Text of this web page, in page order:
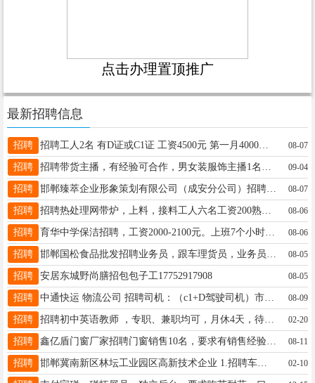
点击办理置顶推广
最新招聘信息
招聘 招聘工人2名 有D证或C1证 工资4500元 第一月4000元 地址: 新世纪冷库 13082100330 08-07
招聘 09-04
招聘 邯郸臻萃企业形象策划有限公司（成安分公司）招聘电话销售数名，要求会讲普通话。 底薪+提成+公休+旅游+聚餐+奖金+节假日带薪休假。 待遇:每月底薪2500+高提成.公休4天 工作时间:上午8:30--12:00下午2:00--6:00 电话：15030072867 08-07
招聘 招聘热处理网带炉，上料，接料工人六名工资200熟手可面谈优先 17731096707 08-06
招聘 育华中学保洁招聘，工资2000-2100元。上班7个小时。每周日公休。18932708345 08-06
招聘 08-05
招聘 安居东城野尚膳招包包子工17752917908 08-05
招聘 中通快运 物流公司 招聘司机：（c1+D驾驶司机）市区派件取件2名熟悉道路有经验者优先月工资 面议 要求：男性、22～45周岁，能吃苦耐劳、执行力强、 地址：（邯郸市丛台区 来马台一街）13333000717 08-09
招聘 招聘初中英语教师 ，专职、兼职均可，月休4天，待遇面议。 02-20
招聘 鑫亿盾门窗厂家招聘门窗销售10名，要求有销售经验，有责任心，沟通能力强 13383106464 08-11
招聘 邯郸冀南新区林坛工业园区高新技术企业 1.招聘车间技术员1名，要求化学相关专业，大专及以上学历，有3年以上工作经验，吃苦耐劳，有责任心，服从领导安排。薪资面议，包吃住，缴纳保险。 2.招聘门岗1名，50岁到60岁之间。 02-10